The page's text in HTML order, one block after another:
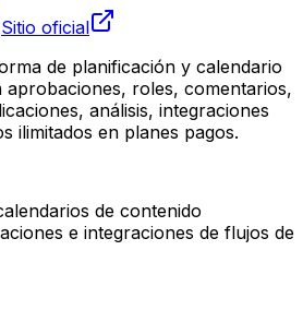
Sitio oficial
de planificación y calendario
aprobaciones, roles, comentarios,
análisis, integraciones
ilimitados en planes pagos.
de contenido
e integraciones de flujos de